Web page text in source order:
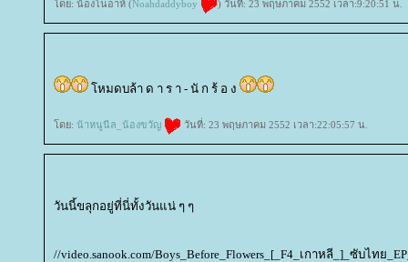
ดย: น้องโนอาห์ ( Noahdaddyboy ) วันที่: 23 พฤษภาคม 2552 เวลา:9:20:51 น.
หมดบล้า ด า ร า - นั ก ร้ อ ง
ดย: น้าหนูนีล_น้องขวัญ วันที่: 23 พฤษภาคม 2552 เวลา:22:05:57 น.
วันนี้ขลุกอยู่ที่นี่ทั้งวันแน่ ๆ ๆ
//video.sanook.com/Boys_Before_Flowers_[_F4_เกาหลี_]_ซับไทย